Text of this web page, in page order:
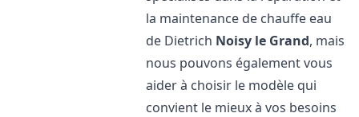
la maintenance de chauffe eau
de Dietrich Noisy le Grand, mais
nous pouvons également vous
aider à choisir le modèle qui
convient le mieux à vos besoins